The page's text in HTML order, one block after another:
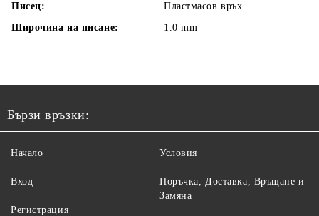
Писец:
Пластмасов връх
Широчина на писане:
1.0 mm
Бързи връзки:
Начало
Вход
Регистрация
Условия
Поръчка, Доставка, Връщане и
Замяна